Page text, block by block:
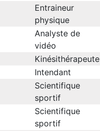
Entraineur
physique
Analyste de
vidéo
Kinésithérapeute
Intendant
Scientifique
sportif
Scientifique
sportif